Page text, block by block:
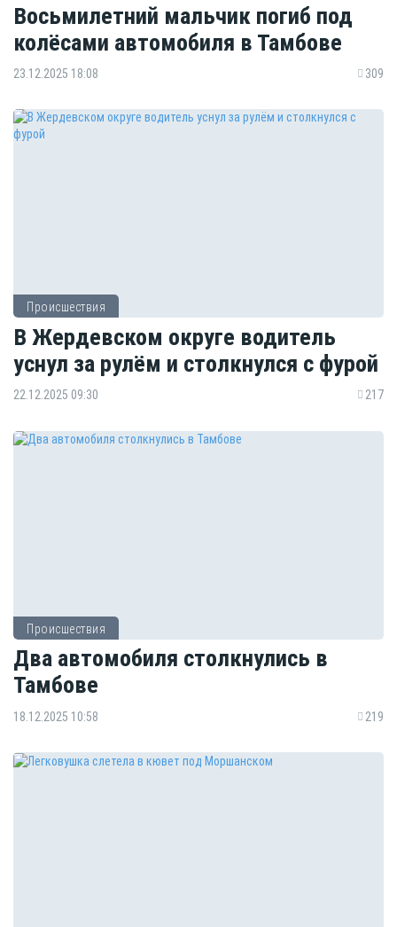
Восьмилетний мальчик погиб под
колёсами автомобиля в Тамбове
23.12.2025 18:08 309
Происшествия
В Жердевском округе водитель
уснул за рулём и столкнулся с фурой
22.12.2025 09:30 217
Происшествия
Два автомобиля столкнулись в
Тамбове
18.12.2025 10:58 219